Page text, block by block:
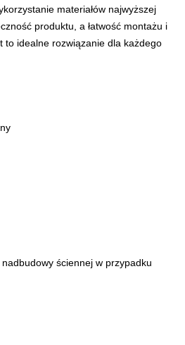
materiałów najwyższej
produktu, a łatwość montażu i
to idealne rozwiązanie dla każdego
ściennej w przypadku